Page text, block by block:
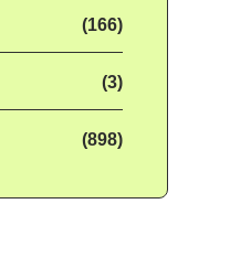
(166)
(3)
(898)